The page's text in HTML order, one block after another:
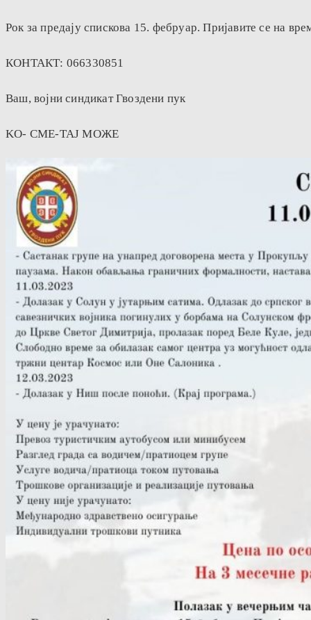
Рок за предају спискова 15. фебруар. Пријавите се на
КОНТАКТ: 066330851
Ваш, војни синдикат Гвоздени пук
KO- СМЕ-ТАЈ МОЖЕ